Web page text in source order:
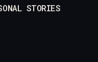
STORIES